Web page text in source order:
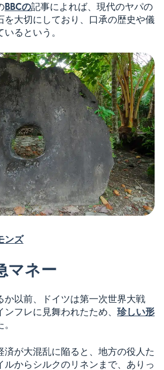
BBCの記事によれば、現代のヤパの
を大切にしており、口承の歴史や儀
るという。
ンズ
マネー
か以前、ドイツは第一次世界大戦
フレに見舞われたため、 珍しい形
済が大混乱に陥ると、地方の役人た
ルからシルクのリネンまで、ありっ